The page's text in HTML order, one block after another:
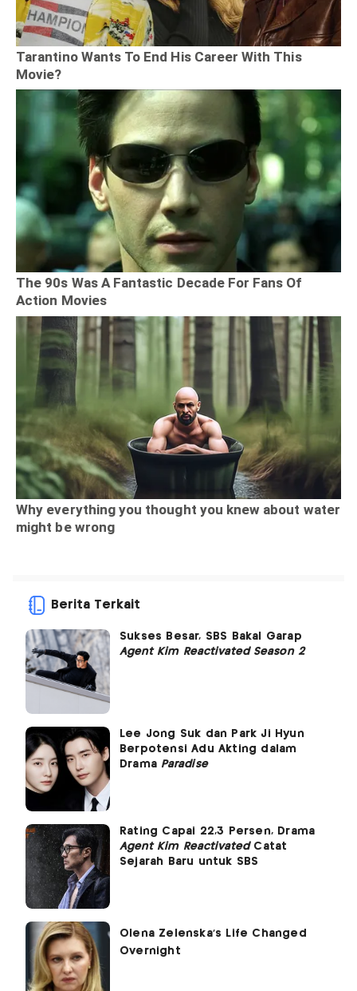
Berita Terkait
Sukses Besar, SBS Bakal Garap
Agent Kim Reactivated Season 2
Lee Jong Suk dan Park Ji Hyun
Berpotensi Adu Akting dalam
Drama Paradise
Rating Capai 22,3 Persen, Drama
Agent Kim ReactivatedCatat
Sejarah Baru untuk SBS